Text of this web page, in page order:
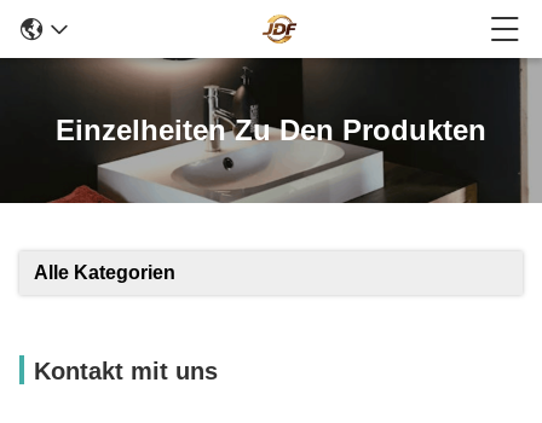
Einzelheiten Zu Den Produkten
Alle Kategorien
Kontakt mit uns